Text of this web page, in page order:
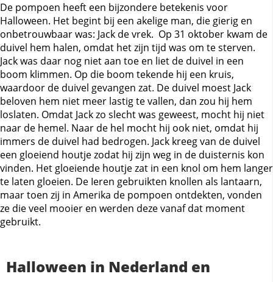
De pompoen heeft een bijzondere betekenis voor
Halloween. Het begint bij een akelige man, die gierig en
onbetrouwbaar was: Jack de vrek. Op 31 oktober kwam de
duivel hem halen, omdat het zijn tijd was om te sterven.
Jack was daar nog niet aan toe en liet de duivel in een
boom klimmen. Op die boom tekende hij een kruis,
waardoor de duivel gevangen zat. De duivel moest Jack
beloven hem niet meer lastig te vallen, dan zou hij hem
loslaten. Omdat Jack zo slecht was geweest, mocht hij niet
naar de hemel. Naar de hel mocht hij ook niet, omdat hij
immers de duivel had bedrogen. Jack kreeg van de duivel
een gloeiend houtje zodat hij zijn weg in de duisternis kon
vinden. Het gloeiende houtje zat in een knol om hem langer
te laten gloeien. De Ieren gebruikten knollen als lantaarn,
maar toen zij in Amerika de pompoen ontdekten, vonden
ze die veel mooier en werden deze vanaf dat moment
gebruikt.
Halloween in Nederland en